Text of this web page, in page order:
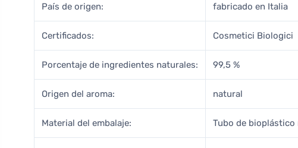
País de origen: fabricado en Italia
Certificados: Cosmetici Biologici
Porcentaje de ingredientes naturales: 99,5 %
Origen del aroma: natural
Material del embalaje: Tubo de bioplástico